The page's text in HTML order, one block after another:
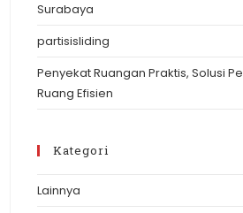
Surabaya
partisisliding
Penyekat Ruangan Praktis, Solusi
Ruang Efisien
Kategori
Lainnya